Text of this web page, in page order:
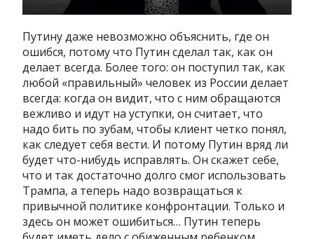
Путину даже невозможно объяснить, где он
ошибся, потому что Путин сделал так, как он
делает всегда. Более того: он поступил так, как
любой «правильный» человек из России делает
всегда: когда он видит, что с ним обращаются
вежливо и идут на уступки, он считает, что
надо бить по зубам, чтобы клиент четко понял,
как следует себя вести. И потому Путин вряд ли
будет что-нибудь исправлять. Он скажет себе,
что и так достаточно долго смог использовать
Трампа, а теперь надо возвращаться к
привычной политике конфронтации. Только и
здесь он может ошибиться… Путин теперь